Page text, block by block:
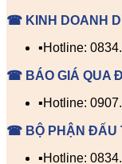
☎ KINH DOANH
▪️Hotline:
☎ BÁO GIÁ QUA
▪️Hotline:
☎ BỘ PHẬN ĐẤU
▪️Hotline: